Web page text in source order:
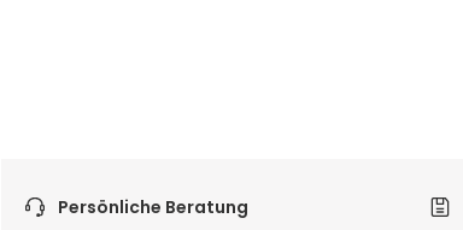
Persönliche Beratung